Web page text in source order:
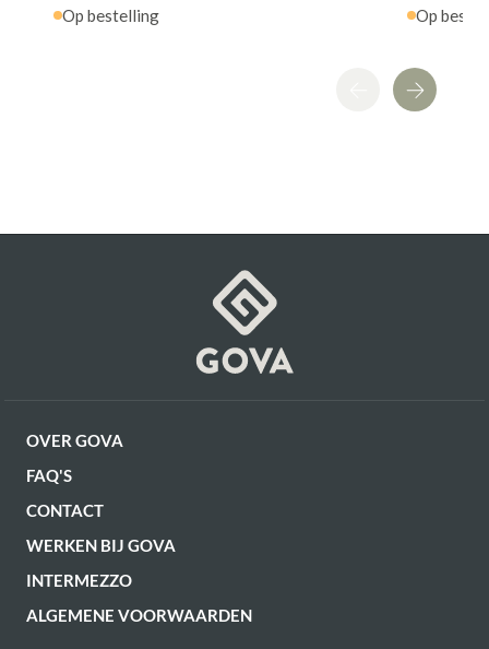
Op bestelling
Op
OVER GOVA
FAQ'S
CONTACT
WERKEN BIJ GOVA
INTERMEZZO
ALGEMENE VOORWAARDEN